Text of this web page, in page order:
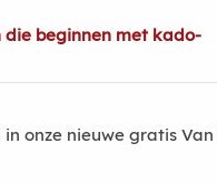
die beginnen met kado-
onze nieuwe gratis